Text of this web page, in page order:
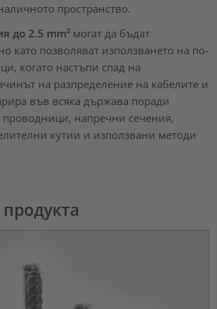
пространство.
до 2.5 mm² могат да бъдат
като позволяват използването на по-
когато настъпи спад на
на разпределение на кабелите и
във всяка държава поради
напречни сечения,
кутии и използвани методи